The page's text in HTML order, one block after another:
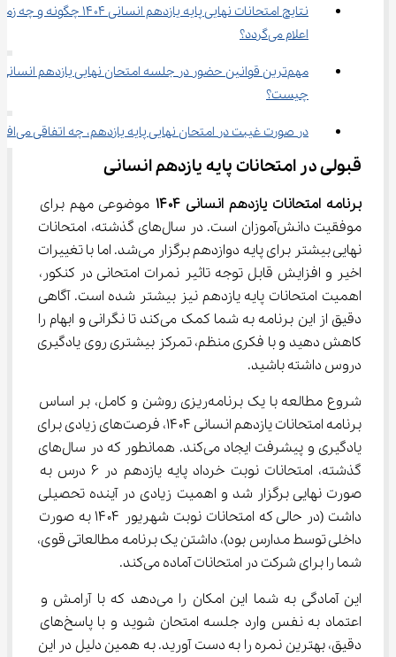
نتایج امتحانات نهایی پایه یازدهم انسانی ۱۴۰۴
اعلام می‌گردد؟
مهم‌ترین قوانین حضور در جلسه امتحان نهایی یازدهم
چیست؟
در صورت غیبت در امتحان نهایی پایه یازدهم، چه اتفاقی می‌افتد؟
قبولی در امتحانات پایه یازدهم انسانی
برنامه امتحانات یازدهم انسانی ۱۴۰۴
موضوعی مهم برای
موفقیت دانش‌آموزان است. در سال‌های گذشته، امتحانات
نهایی بیشتر برای پایه دوازدهم برگزار می‌شد. اما با تغییرات
اخیر و افزایش قابل توجه تاثیر نمرات امتحانی در کنکور،
اهمیت امتحانات پایه یازدهم نیز بیشتر شده است. آگاهی
دقیق از این برنامه به شما کمک می‌کند تا نگرانی و ابهام را
کاهش دهید و با فکری منظم، تمرکز بیشتری روی یادگیری
دروس داشته باشید.
شروع مطالعه با یک برنامه‌ریزی روشن و کامل، بر اساس
برنامه امتحانات یازدهم انسانی ۱۴۰۴، فرصت‌های زیادی برای
یادگیری و پیشرفت ایجاد می‌کند. همانطور که در سال‌های
گذشته، امتحانات نوبت خرداد پایه یازدهم در ۶ درس به
صورت نهایی برگزار شد و اهمیت زیادی در آینده تحصیلی
داشت (در حالی که امتحانات نوبت شهریور ۱۴۰۴ به صورت
داخلی توسط مدارس بود)، داشتن یک برنامه مطالعاتی قوی،
شما را برای شرکت در امتحانات آماده می‌کند.
این آمادگی به شما این امکان را می‌دهد که با آرامش و
اعتماد به نفس وارد جلسه امتحان شوید و با پاسخ‌های
دقیق، بهترین نمره را به دست آورید. به همین دلیل در این